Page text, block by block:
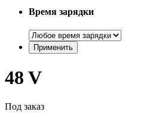
Время зарядки
48 V
Под заказ